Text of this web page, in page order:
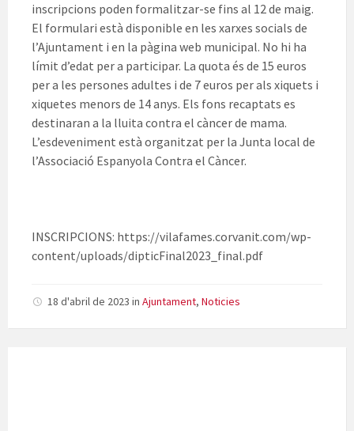
inscripcions poden formalitzar-se fins al 12 de maig.
El formulari està disponible en les xarxes socials de
l’Ajuntament i en la pàgina web municipal. No hi ha
límit d’edat per a participar. La quota és de 15 euros
per a les persones adultes i de 7 euros per als xiquets i
xiquetes menors de 14 anys. Els fons recaptats es
destinaran a la lluita contra el càncer de mama.
L’esdeveniment està organitzat per la Junta local de
l’Associació Espanyola Contra el Càncer.
INSCRIPCIONS: https://vilafames.corvanit.com/wp-
content/uploads/dipticFinal2023_final.pdf
18 d'abril de 2023 in Ajuntament, Noticies